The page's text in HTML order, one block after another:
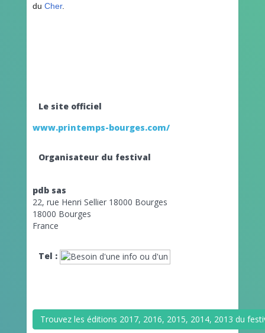
du Cher.
Le site officiel
www.printemps-bourges.com/
Organisateur du festival
pdb sas
22, rue Henri Sellier 18000 Bourges
18000 Bourges
France
Tel :
Trouvez les éditions 2017, 2016, 2015, 2014, 2013 du